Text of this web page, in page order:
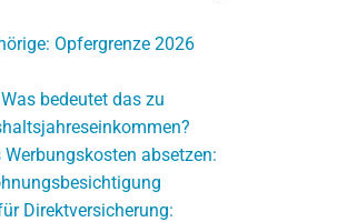
Opfergrenze 2026
bedeutet das zu
absetzen:
Direktversicherung: